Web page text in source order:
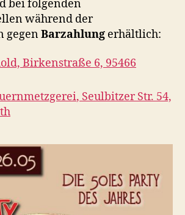
bei folgenden
während der
gegenBarzahlung erhältlich:
Birkenstraße 6, 95466
, Seulbitzer Str. 54,